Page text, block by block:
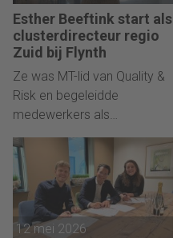
Esther Beeftink start als
clusterdirecteur regio
Zuid bij Flynth
Ze was MT-lid van Quality &
Risk en begeleidde
medewerkers als
performance coach/
12 mei 2026